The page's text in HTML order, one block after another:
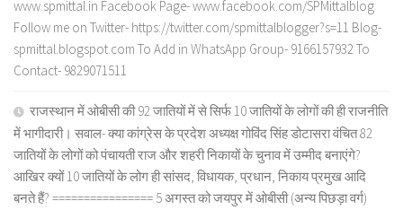
www.spmittal.in Facebook Page- www.facebook.com/SPMittalblog
Follow me on Twitter- https://twitter.com/spmittalblogger?s=11 Blog-
spmittal.blogspot.com To Add in WhatsApp Group- 9166157932 To
Contact- 9829071511
राजस्थान में ओबीसी की 92 जातियों में से सिर्फ 10 जातियों के लोगों की ही राजनीति
में भागीदारी। सवाल- क्या कांग्रेस के प्रदेश अध्यक्ष गोविंद सिंह डोटासरा वंचित 82
जातियों के लोगों को पंचायती राज और शहरी निकायों के चुनाव में उम्मीद बनाएंगे?
आखिर क्यों 10 जातियों के लोग ही सांसद, विधायक, प्रधान, निकाय प्रमुख आदि
बनते हैं? ================ 5 अगस्त को जयपुर में ओबीसी (अन्य पिछड़ा वर्ग)